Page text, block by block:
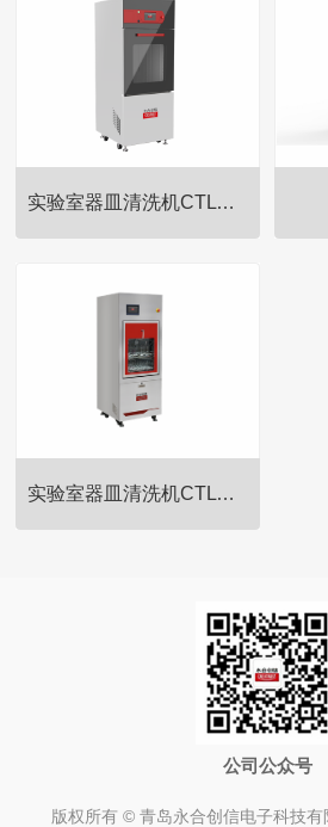
实验室器皿清洗机CTLW-280
试型冻干机是一种小型原位冷冻
干燥设备，适合于药厂的中试车
间以及食品、中药材等冷冻干燥
处理，同时广泛应用于制药厂、
食品厂、生命科学及其他需要冻
计，防止物料转移过程带来的污
实验室器皿清洗机CTLW-320
干燥设备，适合于药厂的中试车
间以及食品、中药材等冷冻干燥
处理，同时广泛应用于制药厂、
食品厂、生命科学及其他需要冻
干工艺的场所。原位冷冻干燥技
术是一种目前国际先进的结构设公司公众号
版权所有 © 青岛永合创信电子科技